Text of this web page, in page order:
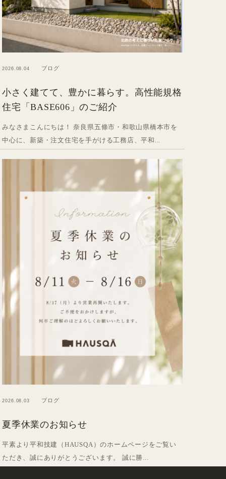
2026.08.04 ブログ
小さく建てて、豊かに暮らす。高性能規格
住宅「BASE606」のご紹介
みなさまこんにちは！ 奈良県五條市・和歌山県橋本市を
中心に、新築・注文住宅を手がける工務店、平和...
2026.08.03 ブログ
夏季休業のお知らせ
平素より平和技建（HAUSQA）のホームページをご覧い
ただき、誠にありがとうございます。 誠に勝...